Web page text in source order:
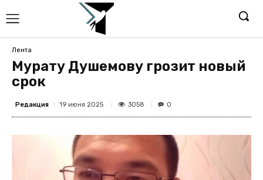
Лента
Мурату Душемову грозит новый
срок
Редакция 19 июня 2025 3058 0